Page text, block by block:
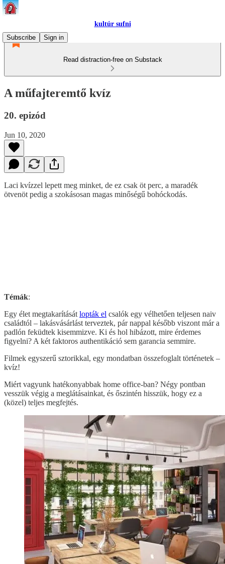
kultúr sufni
Subscribe
Sign in
Read distraction-free on Substack
A műfajteremtő kvíz
20. epizód
Jun 10, 2020
Laci kvízzel lepett meg minket, de ez csak öt perc, a maradék
ötvenöt pedig a szokásosan magas minőségű bohóckodás.
Témák:
Egy élet megtakarítását lopták el csalók egy vélhetően teljesen naiv
családtól – lakásvásárlást terveztek, pár nappal később viszont már a
padlón feküdtek kisemmizve. Ki és hol hibázott, mire érdemes
figyelni? A két faktoros authentikáció sem garancia semmire.
Filmek egyszerű sztorikkal, egy mondatban összefoglalt történetek –
kvíz!
Miért vagyunk hatékonyabbak home office-ban? Négy pontban
vesszük végig a meglátásainkat, és őszintén hisszük, hogy ez a
(közel) teljes megfejtés.